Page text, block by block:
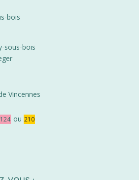
bois
sous-bois
Vincennes
124 ou 210